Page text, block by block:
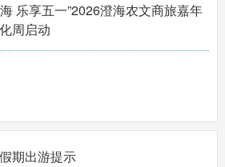
乐享五一”2026澄海农文商旅嘉年
周启动
期出游提示